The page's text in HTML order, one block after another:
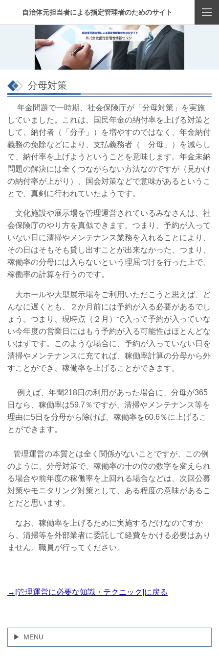
自治体元担当者による指定管理者のためのサイト
分母対策
年金問題で一時期、社会保険庁が「分母対策」を実施
していました。これは、国民年金の納付率を上げる対策と
して、納付者（「分子」）を増やすのではなく、年金納付
義務の免除などにより、支払義務者（「分母」）を減らし
て、納付率を上げようということを意味します。年金未納
問題の解決には全くつながらない方法なのですが（見かけ
の納付率が上がり）、国会対策などで意味があるというこ
とで、真剣に行われていたようです。
文化施設や展示場を管理運営されているみなさんは、社
会保険庁のやり方を真似できます。つまり、予約が入って
いない日に清掃やメンテナンス業務を入れることにより、
その日はそもそも貸し出すことが出来なかった、つまり、
稼働率の分母には入らないという理屈づけを行った上で、
稼働率の計算を行うのです。
大ホールや大型展示場をご利用いただこうと思えば、ど
んなに遅くとも、２か月前には予約が入る必要があるでし
ょう。つまり、現時点（２月）で入って予約が入っていな
い今年度の営業日にはもう予約が入る可能性はほとんどな
いはずです。このような場合に、予約が入っていない日を
清掃やメンテナンスに充てれば、稼働率計算の分母から外
すことができ、稼働率を上げることができます。
例えば、年間218日の利用があった場合に、分母が365
日なら、稼働率は59.7％ですが、清掃やメンテナンス等を
理由に5日を分母から除けば、稼働率を60.6％に上げるこ
とができます。
管理運営の本質とは全く関係がないことですが、この例
のように、分母対策で、稼働率の十の位の数字を変えられ
る場合や前年度の稼働率を上回れる場合などは、次回公募
対策やモニタリング対策として、ある程度の意味があるこ
とだと思います。
なお、稼働率を上げるために実施するだけなのですか
ら、清掃等を外部業者に委託して経費をかける必要はあり
ません。職員が行ってください。
→[管理運営に必要な知識・テクニック]に戻る
MENU